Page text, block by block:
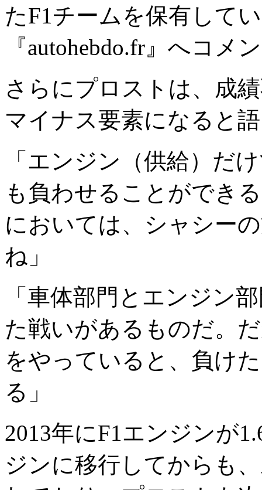
たF1チームを保有して
『autohebdo.fr』へコメ
さらにプロストは、成
マイナス要素になると
「エンジン（供給）だ
も負わせることができ
においては、シャシー
ね」
「車体部門とエンジン
た戦いがあるものだ。
をやっていると、負け
る」
2013年にF1エンジンが
ジンに移行してからも